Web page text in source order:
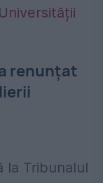
renunțat
la Tribunalul